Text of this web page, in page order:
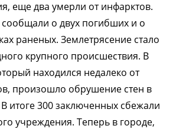
еще два умерли от инфарктов.
о двух погибших и о
раненых. Землетрясение стало
крупного происшествия. В
находился недалеко от
произошло обрушение стен в
итоге 300 заключенных сбежали
учреждения. Теперь в городе,